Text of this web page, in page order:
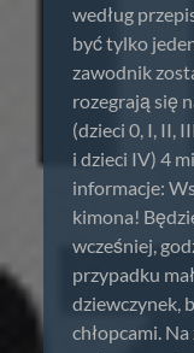
według
być tylko
zawodnik
rozegrają się
(dzieci 0, I, II,
i dzieci IV) 4
informacje:
kimona!
wcześniej,
przypadku
dziewczynek,
chłopcami.